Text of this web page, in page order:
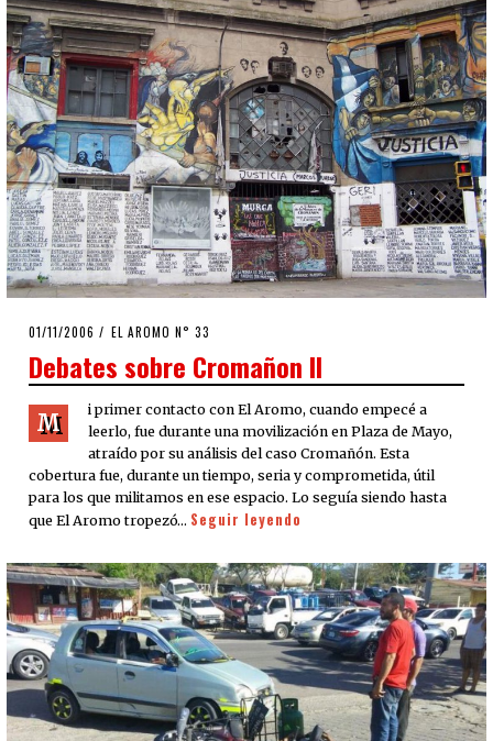
POSTED
01/11/2006 23/03/2020
EL AROMO N° 33
Debates sobre Cromañon II
M
i primer contacto con El Aromo, cuando empecé a
leerlo, fue durante una movilización en Plaza de Mayo,
atraído por su análisis del caso Cromañón. Esta
cobertura fue, durante un tiempo, seria y comprometida, útil
para los que militamos en ese espacio. Lo seguía siendo hasta
que El Aromo tropezó… Seguir leyendo